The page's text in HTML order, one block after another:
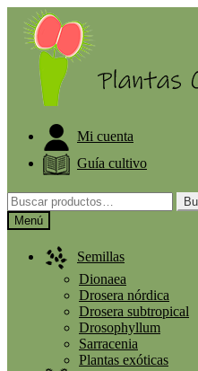
Mi cuenta
Guía cultivo
Menú
Semillas
Dionaea
Drosera nórdica
Drosera subtropical
Drosophyllum
Sarracenia
Plantas exóticas
ELIGE PLANTA